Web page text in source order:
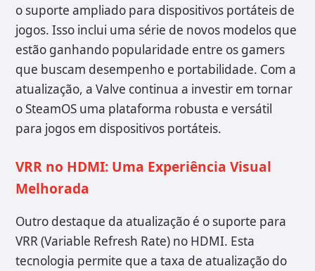
o suporte ampliado para dispositivos portáteis de
jogos. Isso inclui uma série de novos modelos que
estão ganhando popularidade entre os gamers
que buscam desempenho e portabilidade. Com a
atualização, a Valve continua a investir em tornar
o SteamOS uma plataforma robusta e versátil
para jogos em dispositivos portáteis.
VRR no HDMI: Uma Experiência Visual
Melhorada
Outro destaque da atualização é o suporte para
VRR (Variable Refresh Rate) no HDMI. Esta
tecnologia permite que a taxa de atualização do